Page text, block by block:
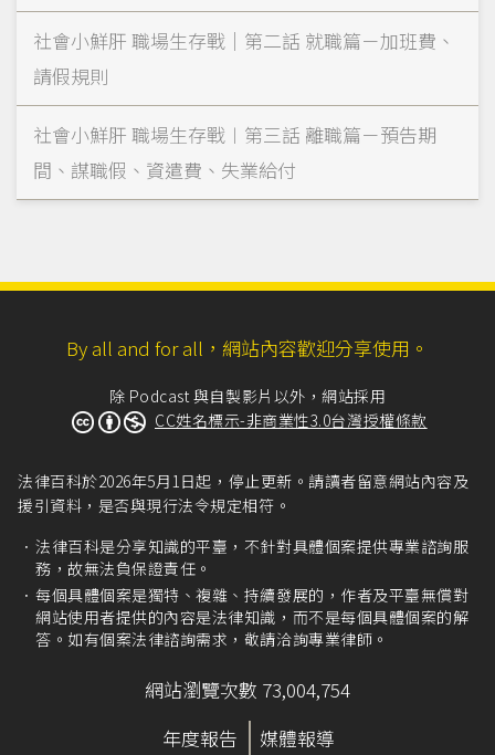
社會小鮮肝 職場生存戰｜第二話 就職篇－加班費、
請假規則
社會小鮮肝 職場生存戰︱第三話 離職篇－預告期
間、謀職假、資遣費、失業給付
By all and for all，網站內容歡迎分享使用。
除 Podcast 與自製影片以外，網站採用
CC姓名標示-非商業性3.0台灣授權條款
法律百科於2026年5月1日起，停止更新。請讀者留意網站內容及
援引資料，是否與現行法令規定相符。
法律百科是分享知識的平臺，不針對具體個案提供專業諮詢服
務，故無法負保證責任。
每個具體個案是獨特、複雜、持續發展的，作者及平臺無償對
網站使用者提供的內容是法律知識，而不是每個具體個案的解
答。如有個案法律諮詢需求，敬請洽詢專業律師。
網站瀏覽次數 73,004,754
年度報告
媒體報導